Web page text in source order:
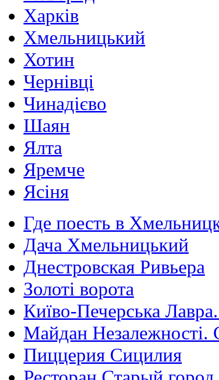
Харків
Хмельницький
Хотин
Чернівці
Чинадієво
Шаян
Ялта
Яремче
Ясіня
Где поесть в
Дача Хмельницький
Днестровская Ривьера
Золоті ворота
Київо-Печерська
Майдан Незалежності.
Пиццерия Сицилия